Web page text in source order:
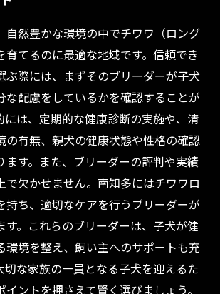
自然豊かな環境の中でチワワ（ロング
育てるのに最適な地域です。信頼でき
ぶ際には、まずそのブリーダーが子犬
な配慮をしているかを確認することが
には、定期的な健康診断の実施や、清
の有無、親犬の健康状態や性格の確認
ます。また、ブリーダーの評判や実績
で欠かせません。南知多にはチワワロ
持ち、適切なケアを行うブリーダーが
す。これらのブリーダーは、子犬が健
環境を整え、飼い主へのサポートも充
切な家族の一員となる子犬を迎えるた
ントを押さえて賢く選びましょう。